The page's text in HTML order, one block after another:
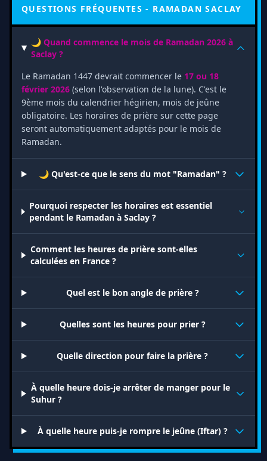
QUESTIONS FRÉQUENTES - RAMADAN SACLAY
🌙 Quand commence le mois de Ramadan 2026 à
Saclay ?
Le Ramadan 1447 devrait commencer le 17 ou 18
février 2026 (selon l'observation de la lune). C'est le
9ème mois du calendrier hégirien, mois de jeûne
obligatoire. Les horaires de prière sur cette page
seront automatiquement adaptés pour le mois de
Ramadan.
🌙 Qu'est-ce que le sens du mot "Ramadan" ?
Pourquoi respecter les horaires est essentiel
pendant le Ramadan à Saclay ?
Comment les heures de prière sont-elles
calculées en France ?
Quel est le bon angle de prière ?
Quelles sont les heures pour prier ?
Quelle direction pour faire la prière ?
À quelle heure dois-je arrêter de manger pour le
Suhur ?
À quelle heure puis-je rompre le jeûne (Iftar) ?